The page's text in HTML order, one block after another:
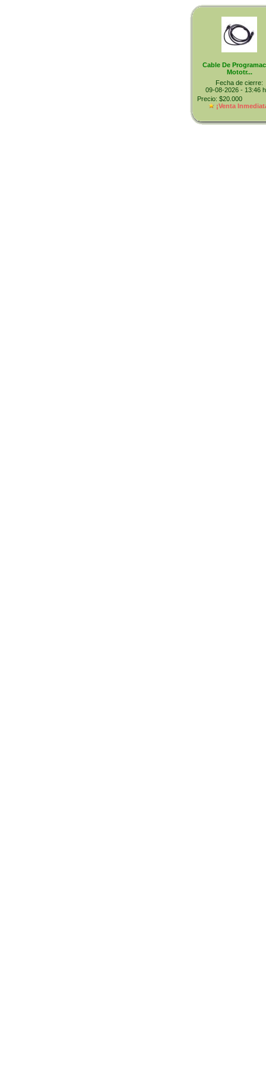
Cable De
Mototr...
Fecha de cierre:
09-08-2026 - 13:46
Precio: $20.000
¡Venta